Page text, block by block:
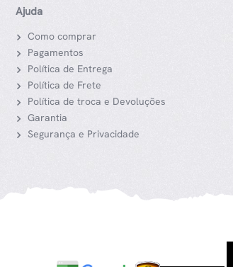
Ajuda
Como comprar
Pagamentos
Política de Entrega
Política de Frete
Política de troca e Devoluções
Garantia
Segurança e Privacidade